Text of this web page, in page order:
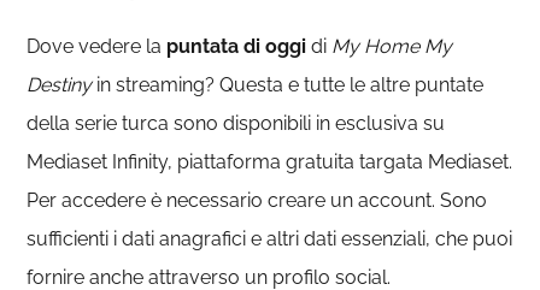
Dove vedere la puntata di oggi di My Home My
Destinyin streaming? Questa e tutte le altre puntate
della serie turca sono disponibili in esclusiva su
Mediaset Infinity, piattaforma gratuita targata Mediaset.
Per accedere è necessario creare un account. Sono
sufficienti i dati anagrafici e altri dati essenziali, che puoi
fornire anche attraverso un profilo social.